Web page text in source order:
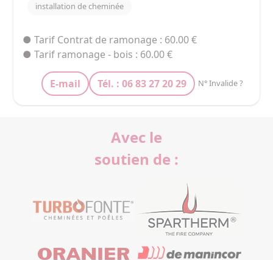
102, Avenue Maréchal Joffre
tel : 0468522338 port : 0683272029
installation de cheminée
● Tarif Contrat de ramonage : 60.00 €
● Tarif ramonage - bois : 60.00 €
E-mail Tél. : 06 83 27 20 29 N° Invalide ?
Avec le
soutien de :